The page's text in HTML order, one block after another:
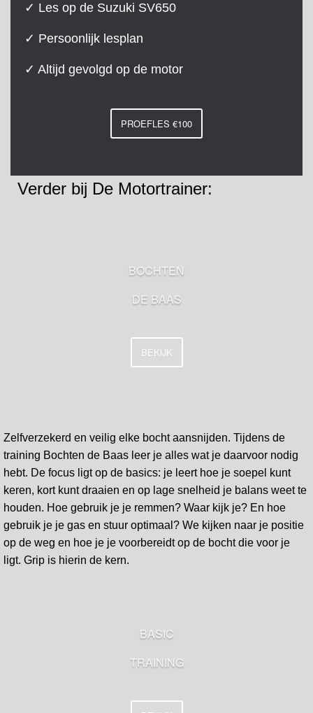
✓ Les op de Suzuki SV650
✓ Persoonlijk lesplan
✓ Altijd gevolgd op de motor
PROEFLES €100
Verder bij De Motortrainer:
BOCHTEN
DE BAAS
BEKIJK
Zelfverzekerd en veilig elke bocht aansnijden. Tijdens de
training Bochten de Baas leer je alles wat je daarvoor nodig
hebt. De focus ligt op de basics: je leert hoe je soepel kunt
keren, kort kunt draaien en op lage snelheid je balans weet te
houden. Hoe gebruik je je remmen? Waar kijk je? En hoe
gebruik je je gas en stuur optimaal? We kijken naar je positie
op de weg en hoe je je voorbereidt op de bocht die voor je
ligt. Grip is hierin de kern.
BASIC
TRAINING